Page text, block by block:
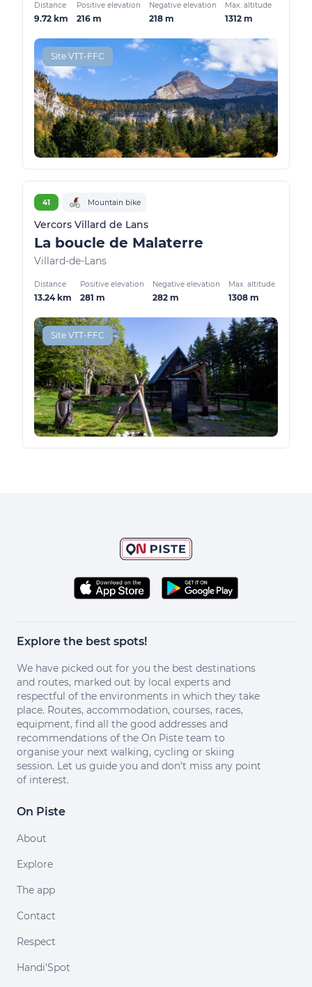
Distance
9.72 km
Positive elevation
216 m
Negative elevation
218 m
Max. altitude
1312 m
Site VTT-FFC
41 Mountain bike
Vercors Villard de Lans
La boucle de Malaterre
Villard-de-Lans
Distance
13.24 km
Positive elevation
281 m
Negative elevation
282 m
Max. altitude
1308 m
Site VTT-FFC
Explore the best spots!
We have picked out for you the best destinations
and routes, marked out by local experts and
respectful of the environments in which they take
place. Routes, accommodation, courses, races,
equipment, find all the good addresses and
recommendations of the On Piste team to
organise your next walking, cycling or skiing
session. Let us guide you and don't miss any point
of interest.
On Piste
About
Explore
The app
Contact
Respect
Handi'Spot